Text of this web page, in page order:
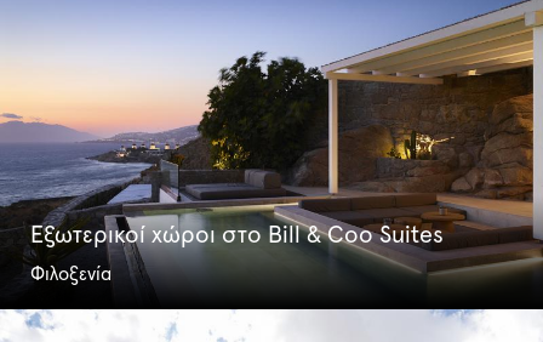
Εξωτερικοί χώροι στο Bill & Coo Suites
Φιλοξενία